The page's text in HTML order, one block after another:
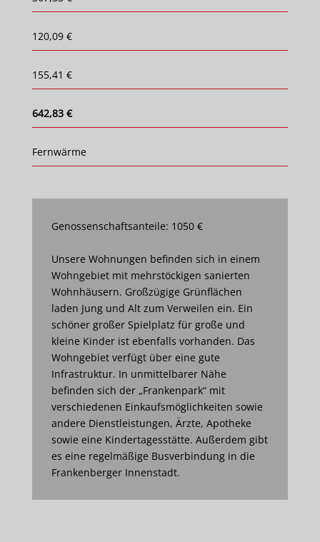
120,09 €
155,41 €
642,83 €
Fernwärme
Genossenschaftsanteile: 1050 €
Unsere Wohnungen befinden sich in einem
Wohngebiet mit mehrstöckigen sanierten
Wohnhäusern. Großzügige Grünflächen
laden Jung und Alt zum Verweilen ein. Ein
schöner großer Spielplatz für große und
kleine Kinder ist ebenfalls vorhanden. Das
Wohngebiet verfügt über eine gute
Infrastruktur. In unmittelbarer Nähe
befinden sich der „Frankenpark“ mit
verschiedenen Einkaufsmöglichkeiten sowie
andere Dienstleistungen, Ärzte, Apotheke
sowie eine Kindertagesstätte. Außerdem gibt
es eine regelmäßige Busverbindung in die
Frankenberger Innenstadt.